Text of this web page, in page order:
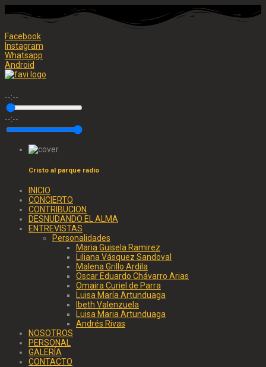
Facebook
Instagram
Whatsapp
Android
--:--
--:--
Cristo al parque radio
INICIO
CONCIERTO
CONTRIBUCION
DESNUDANDO EL ALMA
ENTREVISTAS
Personalidades
Maria Guisela Ramirez
Liliana Vásquez Sandoval
Malena Grillo Ardila
Oscar Eduardo Chávarro Arias
Omaira Curiel de Parra
Luisa María Artunduaga
Ibeth Valenzuela
Luisa Maria Artunduaga
Andrés Rivas
NOSOTROS
PERSONAL
GALERÍA
CONTACTO